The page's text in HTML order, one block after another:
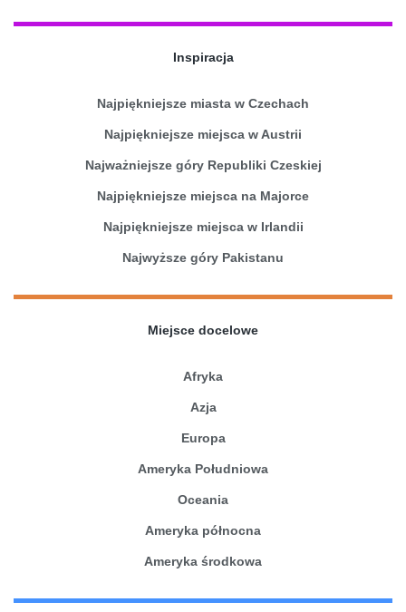
Inspiracja
Najpiękniejsze miasta w Czechach
Najpiękniejsze miejsca w Austrii
Najważniejsze góry Republiki Czeskiej
Najpiękniejsze miejsca na Majorce
Najpiękniejsze miejsca w Irlandii
Najwyższe góry Pakistanu
Miejsce docelowe
Afryka
Azja
Europa
Ameryka Południowa
Oceania
Ameryka północna
Ameryka środkowa